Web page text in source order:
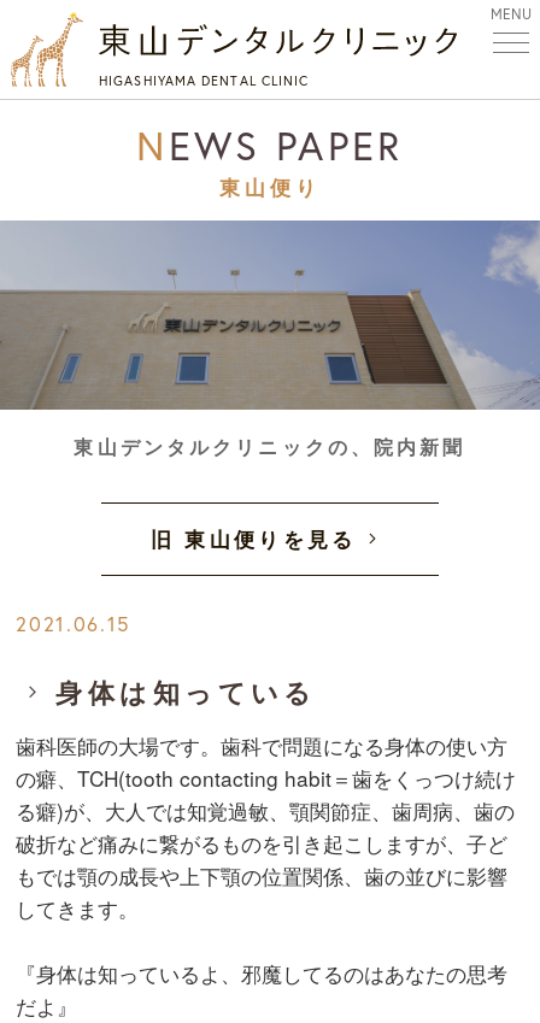
HIGASHIYAMA DENTAL CLINIC
MENU
NEWS PAPER
東山便り
東山デンタルクリニックの、院内新聞
旧 東山便りを見る
2021.06.15
身体は知っている
歯科医師の大場です。歯科で問題になる身体の使い方
の癖、TCH(tooth contacting habit＝歯をくっつけ続け
る癖)が、大人では知覚過敏、顎関節症、歯周病、歯の
破折など痛みに繋がるものを引き起こしますが、子ど
もでは顎の成長や上下顎の位置関係、歯の並びに影響
してきます。
『身体は知っているよ、邪魔してるのはあなたの思考
だよ』